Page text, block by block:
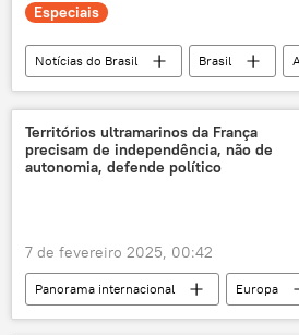
Especiais
Notícias do Brasil Brasil
Floresta Amazônica
aliança
biopirataria
invasão
Forças Armadas
Exército
crime organizado
fronteiras
crime ambiental
Territórios ultramarinos da França
precisam de independência, não de
autonomia, defende político
7 de fevereiro 2025, 00:42
Panorama internacional
Europa
Mundo
Emmanuel Macron